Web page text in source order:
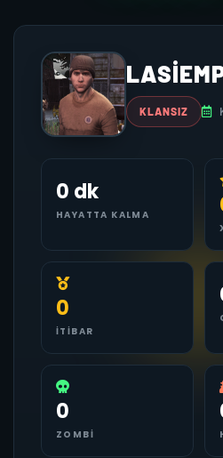
KLANSIZ
0 dk
HAYATTA KALMA
0
İTIBAR
0
ZOMBI